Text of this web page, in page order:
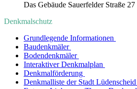
Das Gebäude Sauerfelder Straße
Denkmalschutz
Grundlegende Informationen
Baudenkmäler
Bodendenkmäler
Interaktiver Denkmalplan
Denkmalförderung
Denkmalliste der Stadt Lüdenscheid